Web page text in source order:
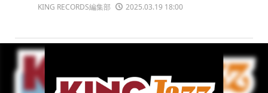
KING RECORDS編集部 2025.03.19 18:00